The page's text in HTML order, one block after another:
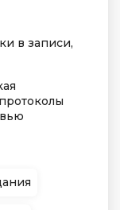
в записи,